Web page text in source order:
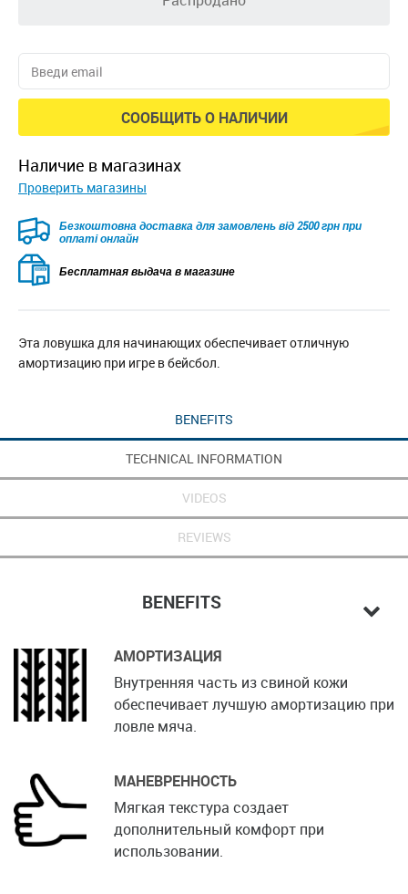
СООБЩИТЬ О НАЛИЧИИ
наличие в магазинах
Проверить магазины
Безкоштовна доставка для замовлень від 2500 грн при
оплаті онлайн
Бесплатная выдача в магазине
Эта ловушка для начинающих обеспечивает отличную
амортизацию при игре в бейсбол.
BENEFITS
TECHNICAL INFORMATION
VIDEOS
REVIEWS
BENEFITS
АМОРТИЗАЦИЯ
Внутренняя часть из свиной кожи
обеспечивает лучшую амортизацию при
ловле мяча.
МАНЕВРЕННОСТЬ
Мягкая текстура создает
дополнительный комфорт при
использовании.